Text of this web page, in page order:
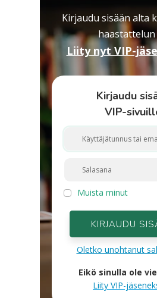
Kirjaudu sisään alta
haastattelun
Liity nyt VIP-
Kirjaudu
VIP-
Muista minut
KIRJAUDU
Oletko unohtanut
Eikö sinulla ole
Liity VIP-